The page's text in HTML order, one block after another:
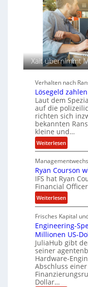
e
r
n
e
n
s
a
u
f
d
e
S
p
u
r
n
T
e
c
h
A
g
e
c
y
a
r
b
e
i
t
e
n
z
u
s
a
m
m
e
n
Xait übernimmt
Verhalten nach
Lösegeld
Laut dem
auf die
richten sich
bekannten
kleine und…
Weiterlesen:
L
ö
s
e
g
e
l
d
z
a
h
l
e
n
Ryan Courson
IFS hat Ryan
Financial
Weiterlesen:
R
y
a
n
C
o
u
r
Frisches Kapital
Engineering-
Millionen US-
JuliaHub gibt
seiner
Hardware-
Abschluss einer
Dollar…